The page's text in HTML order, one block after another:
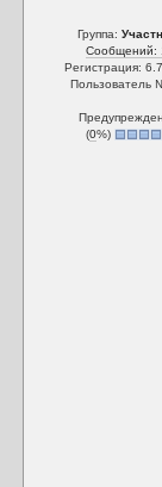
Группа:
Сообщений:
Регистрация:
Пользователь
(0%)